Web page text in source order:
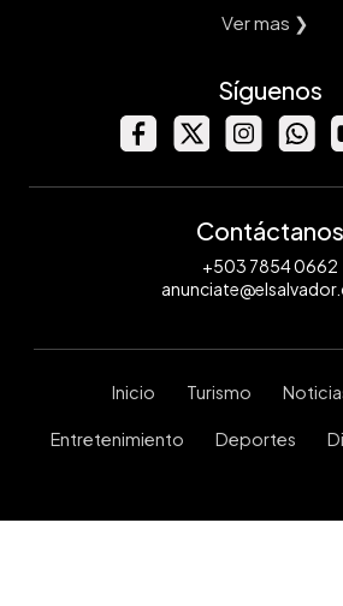
Ver mas ❯
Síguenos
Contáctanos
+503 7854 0662
Inicio Turismo
Entretenimiento Deportes